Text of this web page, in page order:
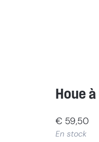
Houe
€ 59,50
En stock